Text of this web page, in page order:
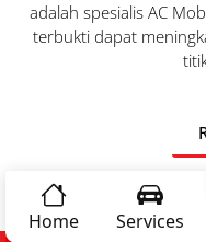
Home Services
adalah spesialis AC
terbukti dapat